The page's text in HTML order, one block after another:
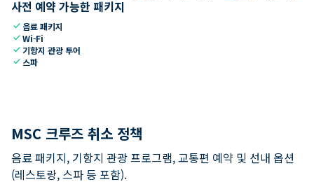
사전 예약 가능한 패키지
check 음료 패키지
checkWi-Fi
check 기항지 관광 투어
check 스파
MSC 크루즈 취소 정책
음료 패키지, 기항지 관광 프로그램, 교통편 예약 및 선내 옵션
(레스토랑, 스파 등 포함).